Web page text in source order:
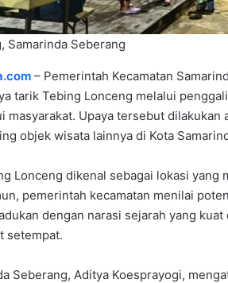
Samarinda Seberang
– Pemerintah Kecamatan
tarik Tebing Lonceng melalui
masyarakat. Upaya tersebut
objek wisata lainnya di Kota
Lonceng dikenal sebagai lokasi yang
pemerintah kecamatan menilai
dengan narasi sejarah yang
setempat.
Seberang, Aditya Koesprayogi,